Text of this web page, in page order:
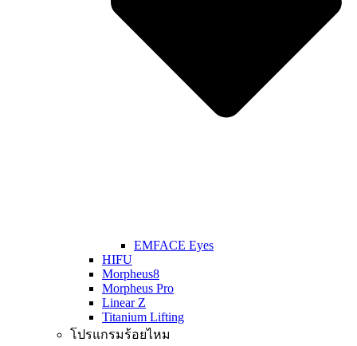
EMFACE Eyes
HIFU
Morpheus8
Morpheus Pro
Linear Z
Titanium Lifting
โปรแกรมร้อยไหม